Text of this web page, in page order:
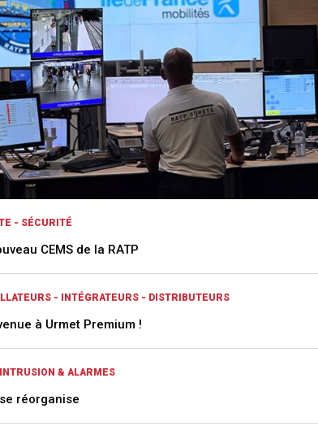
- SÉCURITÉ
CEMS de la RATP
- INTÉGRATEURS - DISTRIBUTEURS
à Urmet Premium !
& ALARMES
réorganise